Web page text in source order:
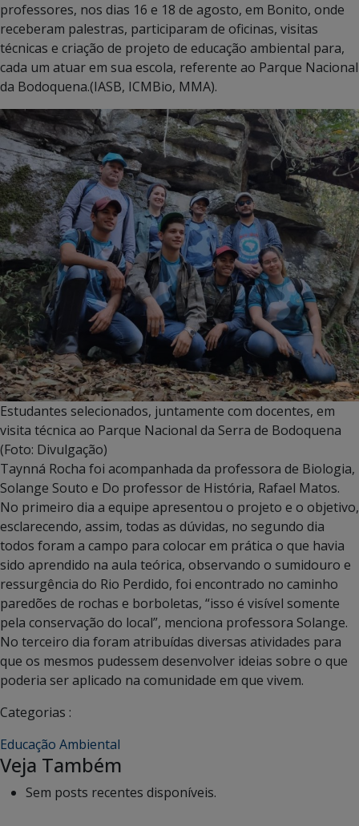
professores, nos dias 16 e 18 de agosto, em Bonito, onde
receberam palestras, participaram de oficinas, visitas
técnicas e criação de projeto de educação ambiental para,
cada um atuar em sua escola, referente ao Parque Nacional
da Bodoquena.(IASB, ICMBio, MMA).
Estudantes selecionados, juntamente com docentes, em
visita técnica ao Parque Nacional da Serra de Bodoquena
(Foto: Divulgação)
Taynná Rocha foi acompanhada da professora de Biologia,
Solange Souto e Do professor de História, Rafael Matos.
No primeiro dia a equipe apresentou o projeto e o objetivo,
esclarecendo, assim, todas as dúvidas, no segundo dia
todos foram a campo para colocar em prática o que havia
sido aprendido na aula teórica, observando o sumidouro e
ressurgência do Rio Perdido, foi encontrado no caminho
paredões de rochas e borboletas, “isso é visível somente
pela conservação do local”, menciona professora Solange.
No terceiro dia foram atribuídas diversas atividades para
que os mesmos pudessem desenvolver ideias sobre o que
poderia ser aplicado na comunidade em que vivem.
Categorias :
Educação Ambiental
Veja Também
Sem posts recentes disponíveis.